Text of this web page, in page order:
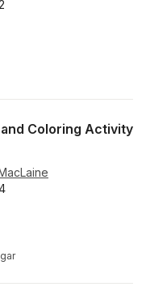
Coloring Activity